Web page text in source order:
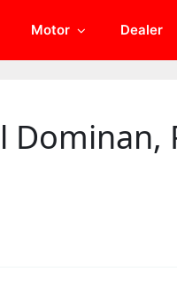
Motor Dealer
Dominan,